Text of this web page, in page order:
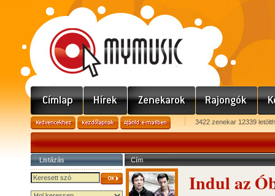
3422 zenekar 12339
Listázás Cím
Indul az